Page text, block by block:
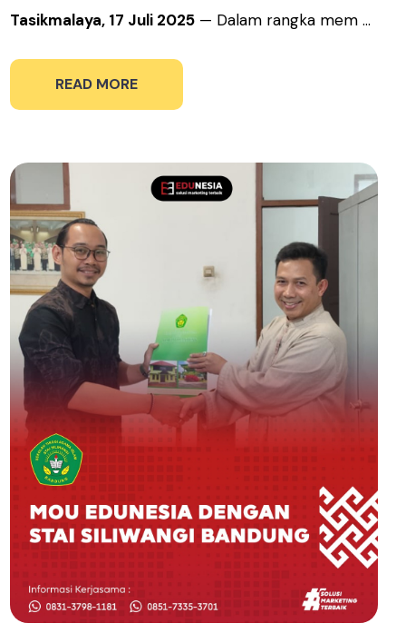
Tasikmalaya, 17 Juli 2025 — Dalam rangka mem ...
READ MORE